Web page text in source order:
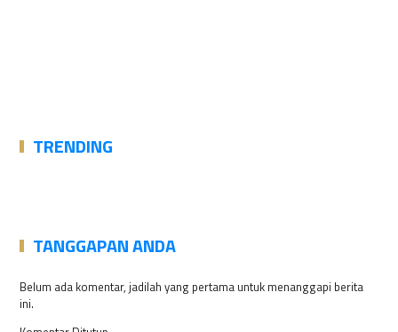
TRENDING
TANGGAPAN ANDA
Belum ada komentar, jadilah yang pertama untuk menanggapi berita
ini.